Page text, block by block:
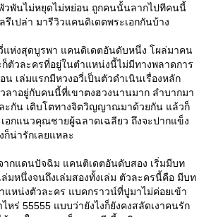
พันไม่หยุดไม่หย่อน ถูกคนนั้นลากไปทีคนนี้
รึเปล่า มารีวิวแคนดิเดตพระเอกกันบ้าง
แห่งสุดบูรพา แคนดิเดตอันดับหนึ่ง โผล่มาคน
ตัวละครที่อยู่ในตำแหน่งนี้ไม่มีทางพลาดการ
น เล่มแรกมีหวงอวี่เป็นตัวดำเนินเรื่องหลัก
วลาอยู่กับคนนี้ที่เขาตงฮวงนานมาก ลำบากมา
ะกัน เติบโตทางจิตวิญญาณมาด้วยกัน แล้วก็
อกแนวคุณชายผู้ฉลาดเฉลียว ถึงจะปากแข็ง
ก็น่ารักเลยแหละ
ากแดนปัจฉิม แคนติเดตอันดับสอง เริ่มมีบท
มหนึ่งจนถึงเล่มสองทั้งเล่ม ตัวละครนี้คือ มีบท
แหน่งตัวละคร แบคกราวน์ที่ปูมาไม่ค่อยเข้า
ไหร่ 55555 แบบว่ายังไงก็ยังคงสลัดเงาคนรัก